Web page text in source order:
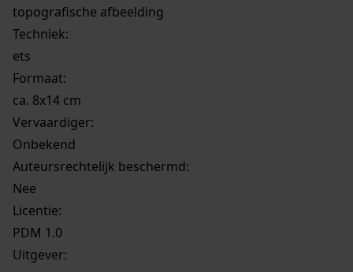
topografische afbeelding
Techniek:
ets
Formaat:
ca. 8x14 cm
Vervaardiger:
Onbekend
Auteursrechtelijk beschermd:
Nee
Licentie:
PDM 1.0
Uitgever: